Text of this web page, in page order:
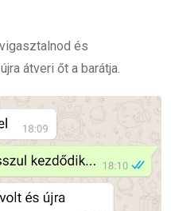
és
átveri őt a barátja.